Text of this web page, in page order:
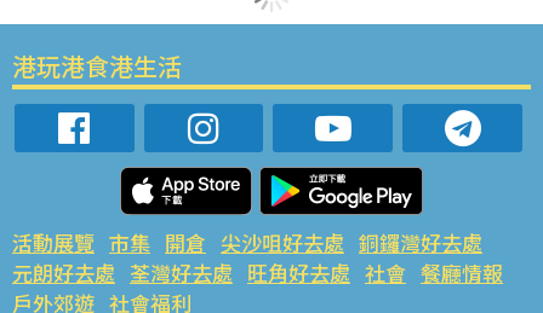
港玩港食港生活
活動展覽 市集 開倉 尖沙咀好去處 銅鑼灣好去處
元朗好去處 荃灣好去處 旺角好去處 社會 餐廳情報
戶外郊遊 社會福利